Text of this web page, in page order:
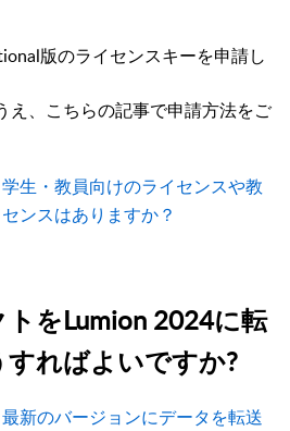
版のライセンスキーを申請し
え、こちらの記事で申請方法をご
学生・教員向けのライセンスや教
ンスはありますか？
をLumion 2024に転
ればよいですか?
最新のバージョンにデータを転送